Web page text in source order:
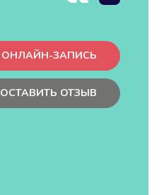
ОНЛАЙН-ЗАПИСЬ
ОСТАВИТЬ ОТЗЫВ